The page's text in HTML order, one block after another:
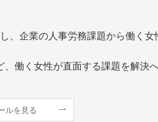
、企業の人事労務課題から働く女
働く女性が直面する課題を解決
ルを見る